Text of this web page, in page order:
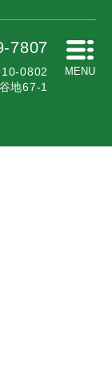
7807
0802
地67-1
MENU